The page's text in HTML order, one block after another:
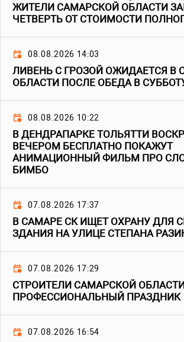
ЖИТЕЛИ САМАРСКОЙ ОБЛАСТИ
ЧЕТВЕРТЬ ОТ СТОИМОСТИ
08.08.2026 14:03
ЛИВЕНЬ С ГРОЗОЙ ОЖИДАЕТСЯ В
ОБЛАСТИ ПОСЛЕ ОБЕДА В
08.08.2026 10:22
В ДЕНДРАПАРКЕ ТОЛЬЯТТИ
ВЕЧЕРОМ БЕСПЛАТНО ПОКАЖУТ
АНИМАЦИОННЫЙ ФИЛЬМ ПРО
БИМБО
07.08.2026 17:37
В САМАРЕ СК ИЩЕТ ОХРАНУ ДЛЯ
ЗДАНИЯ НА УЛИЦЕ СТЕПАНА
07.08.2026 17:29
СТРОИТЕЛИ САМАРСКОЙ
ПРОФЕССИОНАЛЬНЫЙ ПРАЗДНИК
07.08.2026 16:54